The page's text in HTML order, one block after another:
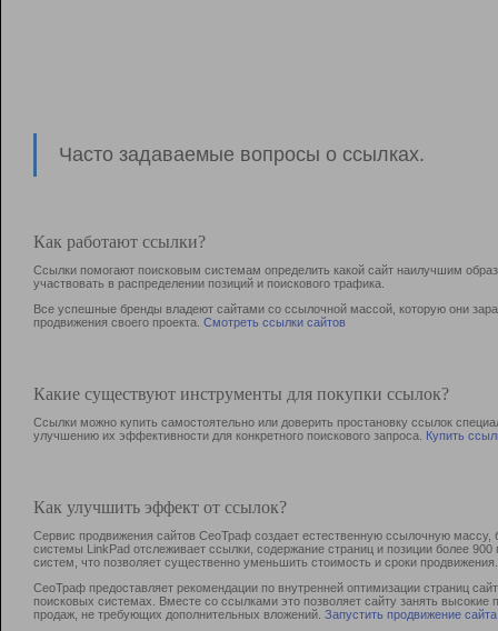
Часто задаваемые вопросы о ссылках.
Как работают ссылки?
Ссылки помогают поисковым системам определить какой сайт наилучшим
участвовать в раcпределении позиций и поискового трафика.
Все успешные бренды владеют сайтами со ссылочной массой, которую они
продвижения своего проекта. Смотреть ссылки сайтов
Какие существуют инструменты для покупки ссылок?
Ссылки можно купить самостоятельно или доверить простановку ссылок
улучшению их эффективности для конкретного поискового запроса. Купить
Как улучшить эффект от ссылок?
Сервис продвижения сайтов СеоТраф создает естественную ссылочную
системы LinkPad отслеживает ссылки, содержание страниц и позиции более
систем, что позволяет существенно уменьшить стоимость и сроки продвижения.
СеоТраф предоставляет рекомендации по внутренней оптимизации страниц
поисковых системах. Вместе со ссылками это позволяет сайту занять
продаж, не требующих дополнительных вложений. Запустить продвижение сайта